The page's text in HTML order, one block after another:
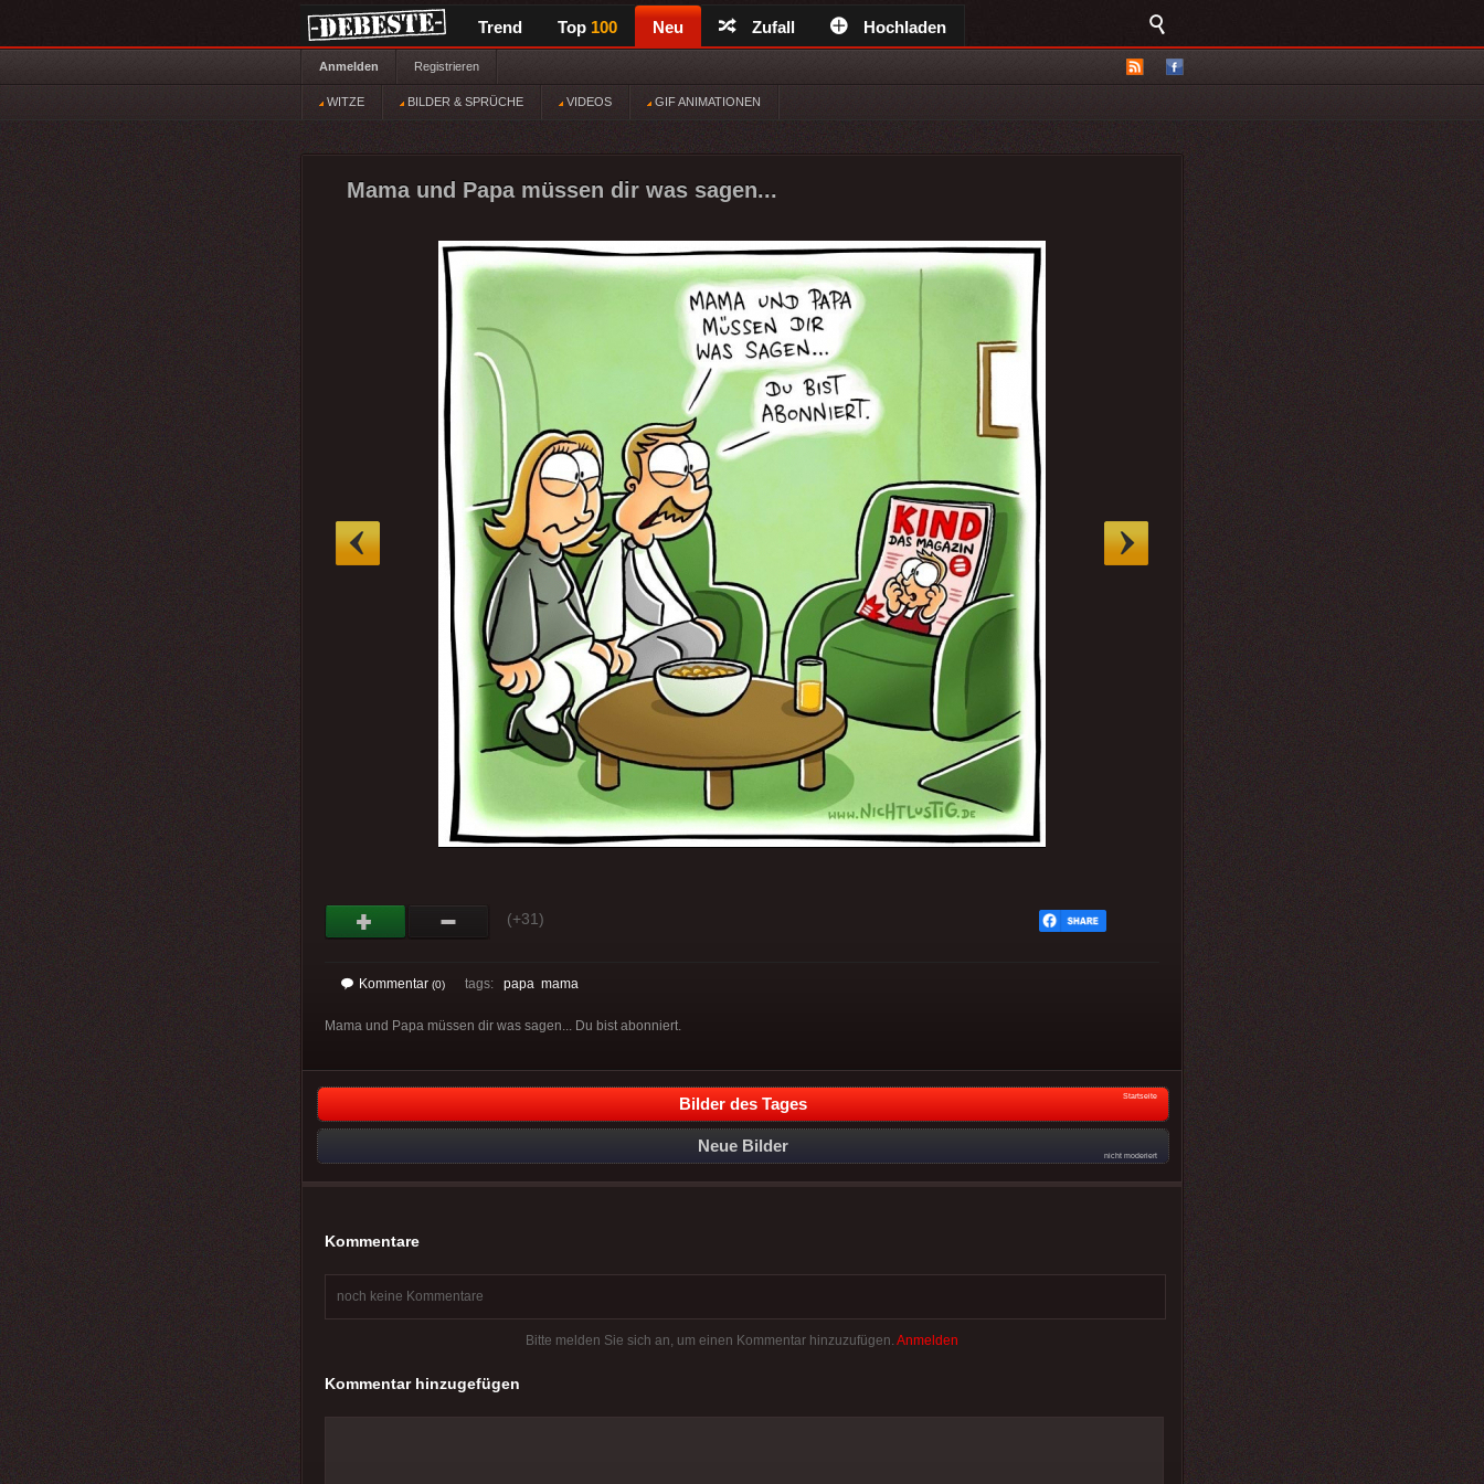
Trend Top 100 Neu Zufall Hochladen
Anmelden Registrieren
WITZE BILDER & SPRÜCHE VIDEOS GIF ANIMATIONEN
Mama und Papa müssen dir was sagen...
(+31)
Kommentar (0) tags: papa mama
Mama und Papa müssen dir was sagen... Du bist abonniert.
Bilder des Tages Startseite
Neue Bilder
nicht moderiert
Kommentare
noch keine Kommentare
Bitte melden Sie sich an, um einen Kommentar hinzuzufügen. Anmelden
Kommentar hinzugefügen